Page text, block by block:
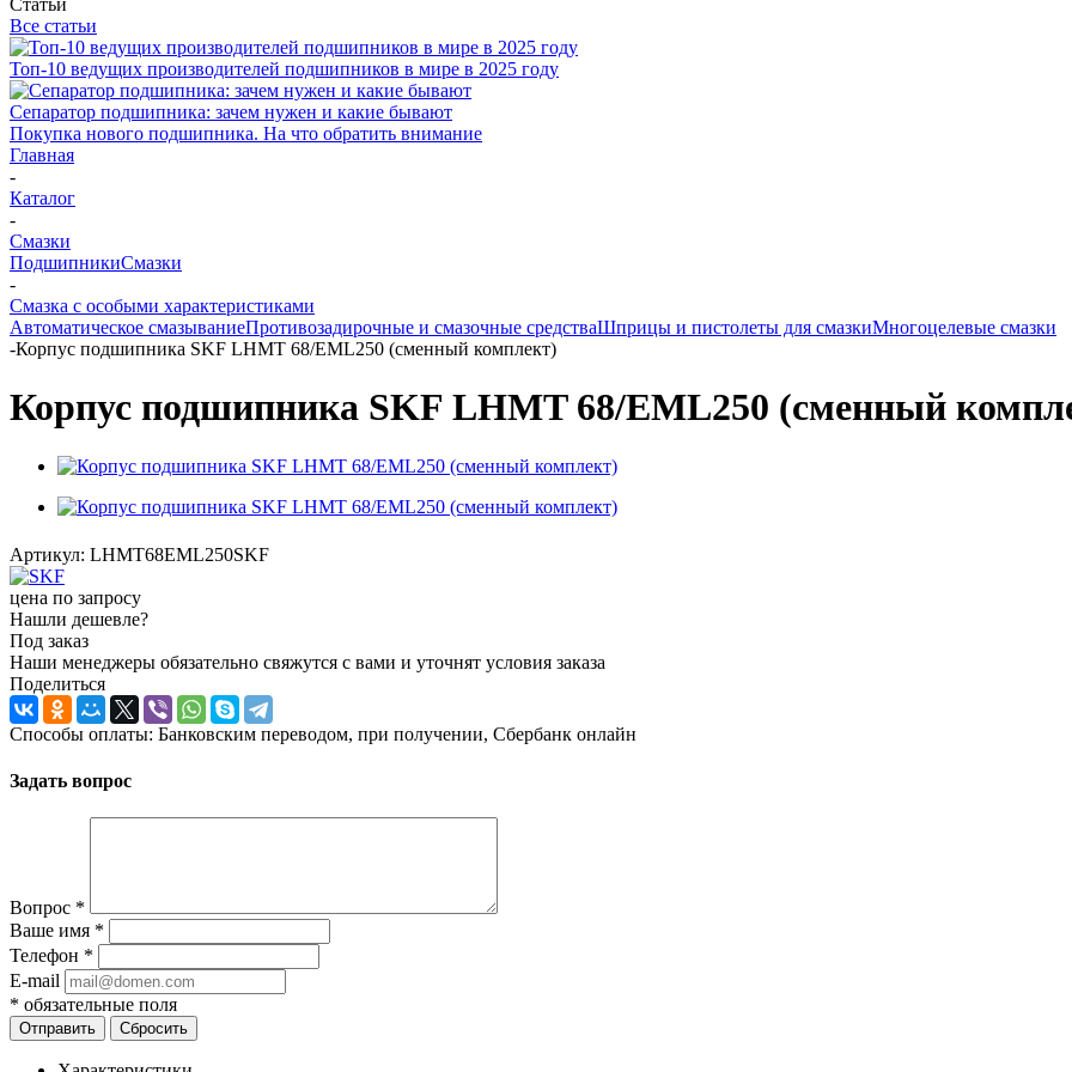
Статьи
Все статьи
Топ-10 ведущих производителей подшипников в мире в 2025 году
Сепаратор подшипника: зачем нужен и какие бывают
Покупка нового подшипника. На что обратить внимание
Главная
-
Каталог
-
Смазки
ПодшипникиСмазки
-
Смазка с особыми характеристиками
Автоматическое смазываниеПротивозадирочные и смазочные средстваШприцы и пистолеты для смазкиМногоцелевые смазки
-Корпус подшипника SKF LHMT 68/EML250 (сменный комплект)
Корпус подшипника SKF LHMT 68/EML250 (сменный
Артикул: LHMT68EML250SKF
цена по запросу
Нашли дешевле?
Под заказ
Наши менеджеры обязательно свяжутся с вами и уточнят условия заказа
Поделиться
Способы оплаты: Банковским переводом, при получении, Сбербанк онлайн
Задать вопрос
Вопрос *
Ваше имя *
Телефон *
E-mail
* обязательные поля
Отправить Сбросить